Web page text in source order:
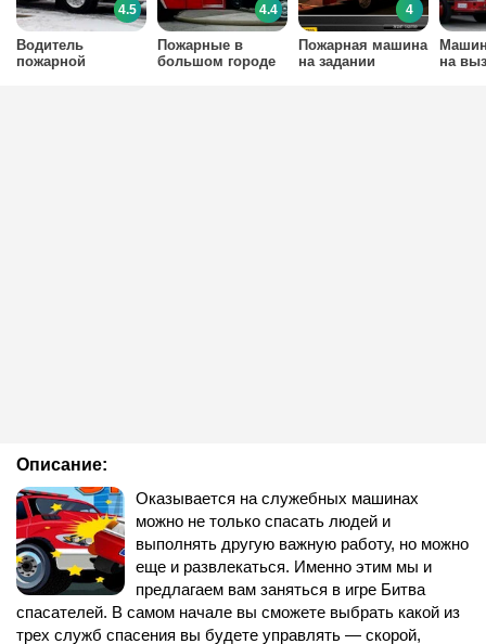
Описание:
Оказывается на служебных машинах
можно не только спасать людей и
выполнять другую важную работу, но можно
еще и развлекаться. Именно этим мы и
предлагаем вам заняться в игре Битва
спасателей. В самом начале вы сможете выбрать какой из
трех служб спасения вы будете управлять — скорой,
Водитель
пожарной
4.5
Пожарные в
большом городе
4.4
Пожарная машина
на задании
4
на